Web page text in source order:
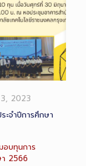
2023
จำปีการศึกษา
อบทุนการ
2566